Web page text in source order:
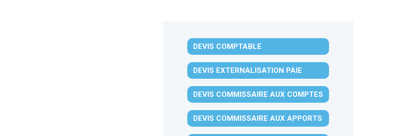
DEVIS COMPTABLE
DEVIS EXTERNALISATION PAIE
DEVIS COMMISSAIRE AUX COMPTES
DEVIS COMMISSAIRE AUX APPORTS